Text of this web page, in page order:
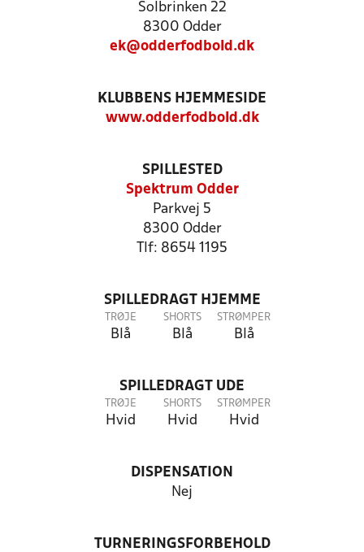
Solbrinken 22
8300 Odder
ek@odderfodbold.dk
KLUBBENS HJEMMESIDE
www.odderfodbold.dk
SPILLESTED
Spektrum Odder
Parkvej 5
8300 Odder
Tlf: 8654 1195
SPILLEDRAGT HJEMME
TRØJE
Blå
SHORTS
Blå
STRØMPER
Blå
SPILLEDRAGT UDE
TRØJE
Hvid
SHORTS
Hvid
STRØMPER
Hvid
DISPENSATION
Nej
TURNERINGSFORBEHOLD